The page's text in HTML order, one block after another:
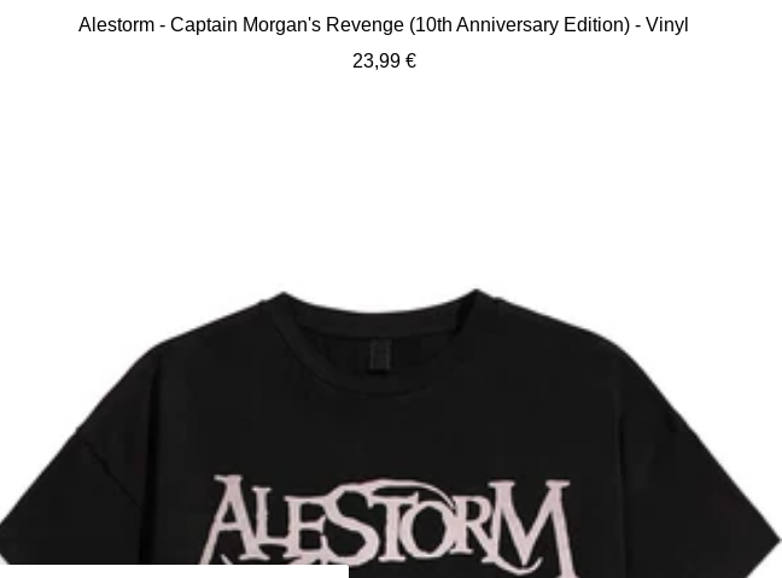
Alestorm - Captain Morgan's Revenge (10th Anniversary Edition) - Vinyl
Angebotspreis
23,99 €